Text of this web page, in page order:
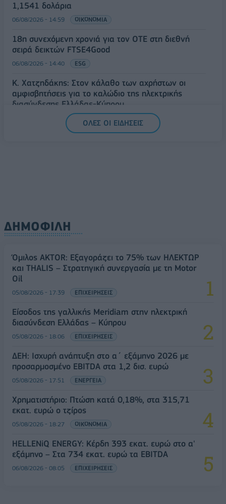
1,1541 δολάρια
06/08/2026 - 14:59 ΟΙΚΟΝΟΜΙΑ
18η συνεχόμενη χρονιά για τον ΟΤΕ στη διεθνή
σειρά δεικτών FTSE4Good
06/08/2026 - 14:40 ESG
Κ. Χατζηδάκης: Στον κάλαθο των αχρήστων οι
αμφισβητήσεις για το καλώδιο της ηλεκτρικής
διασύνδεσης Ελλάδας-Κύπρου
ΟΛΕΣ ΟΙ ΕΙΔΗΣΕΙΣ
ΔΗΜΟΦΙΛΗ
Όμιλος AKTOR: Εξαγοράζει το 75% των ΗΛΕΚΤΩΡ
και THALIS – Στρατηγική συνεργασία με τη Motor
Oil
05/08/2026 - 17:39 ΕΠΙΧΕΙΡΗΣΕΙΣ
Είσοδος της γαλλικής Meridiam στην ηλεκτρική
διασύνδεση Ελλάδας – Κύπρου
05/08/2026 - 18:06 ΕΠΙΧΕΙΡΗΣΕΙΣ
ΔΕΗ: Ισχυρή ανάπτυξη στο α΄ εξάμηνο 2026 με
προσαρμοσμένο EBITDA στα 1,2 δισ. ευρώ
05/08/2026 - 17:51 ΕΝΕΡΓΕΙΑ
Χρηματιστήριο: Πτώση κατά 0,18%, στα 315,71
εκατ. ευρώ ο τζίρος
05/08/2026 - 18:27 ΟΙΚΟΝΟΜΙΑ
HELLENiQ ENERGY: Κέρδη 393 εκατ. ευρώ στο α'
εξάμηνο – Στα 734 εκατ. ευρώ τα EBITDA
06/08/2026 - 08:05 ΕΠΙΧΕΙΡΗΣΕΙΣ